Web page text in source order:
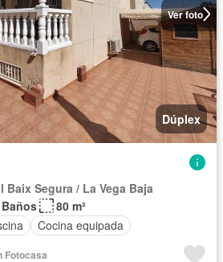
Ver foto
Dúplex
Segura / La Vega Baja
80 m²
Cocina equipada
Fotocasa